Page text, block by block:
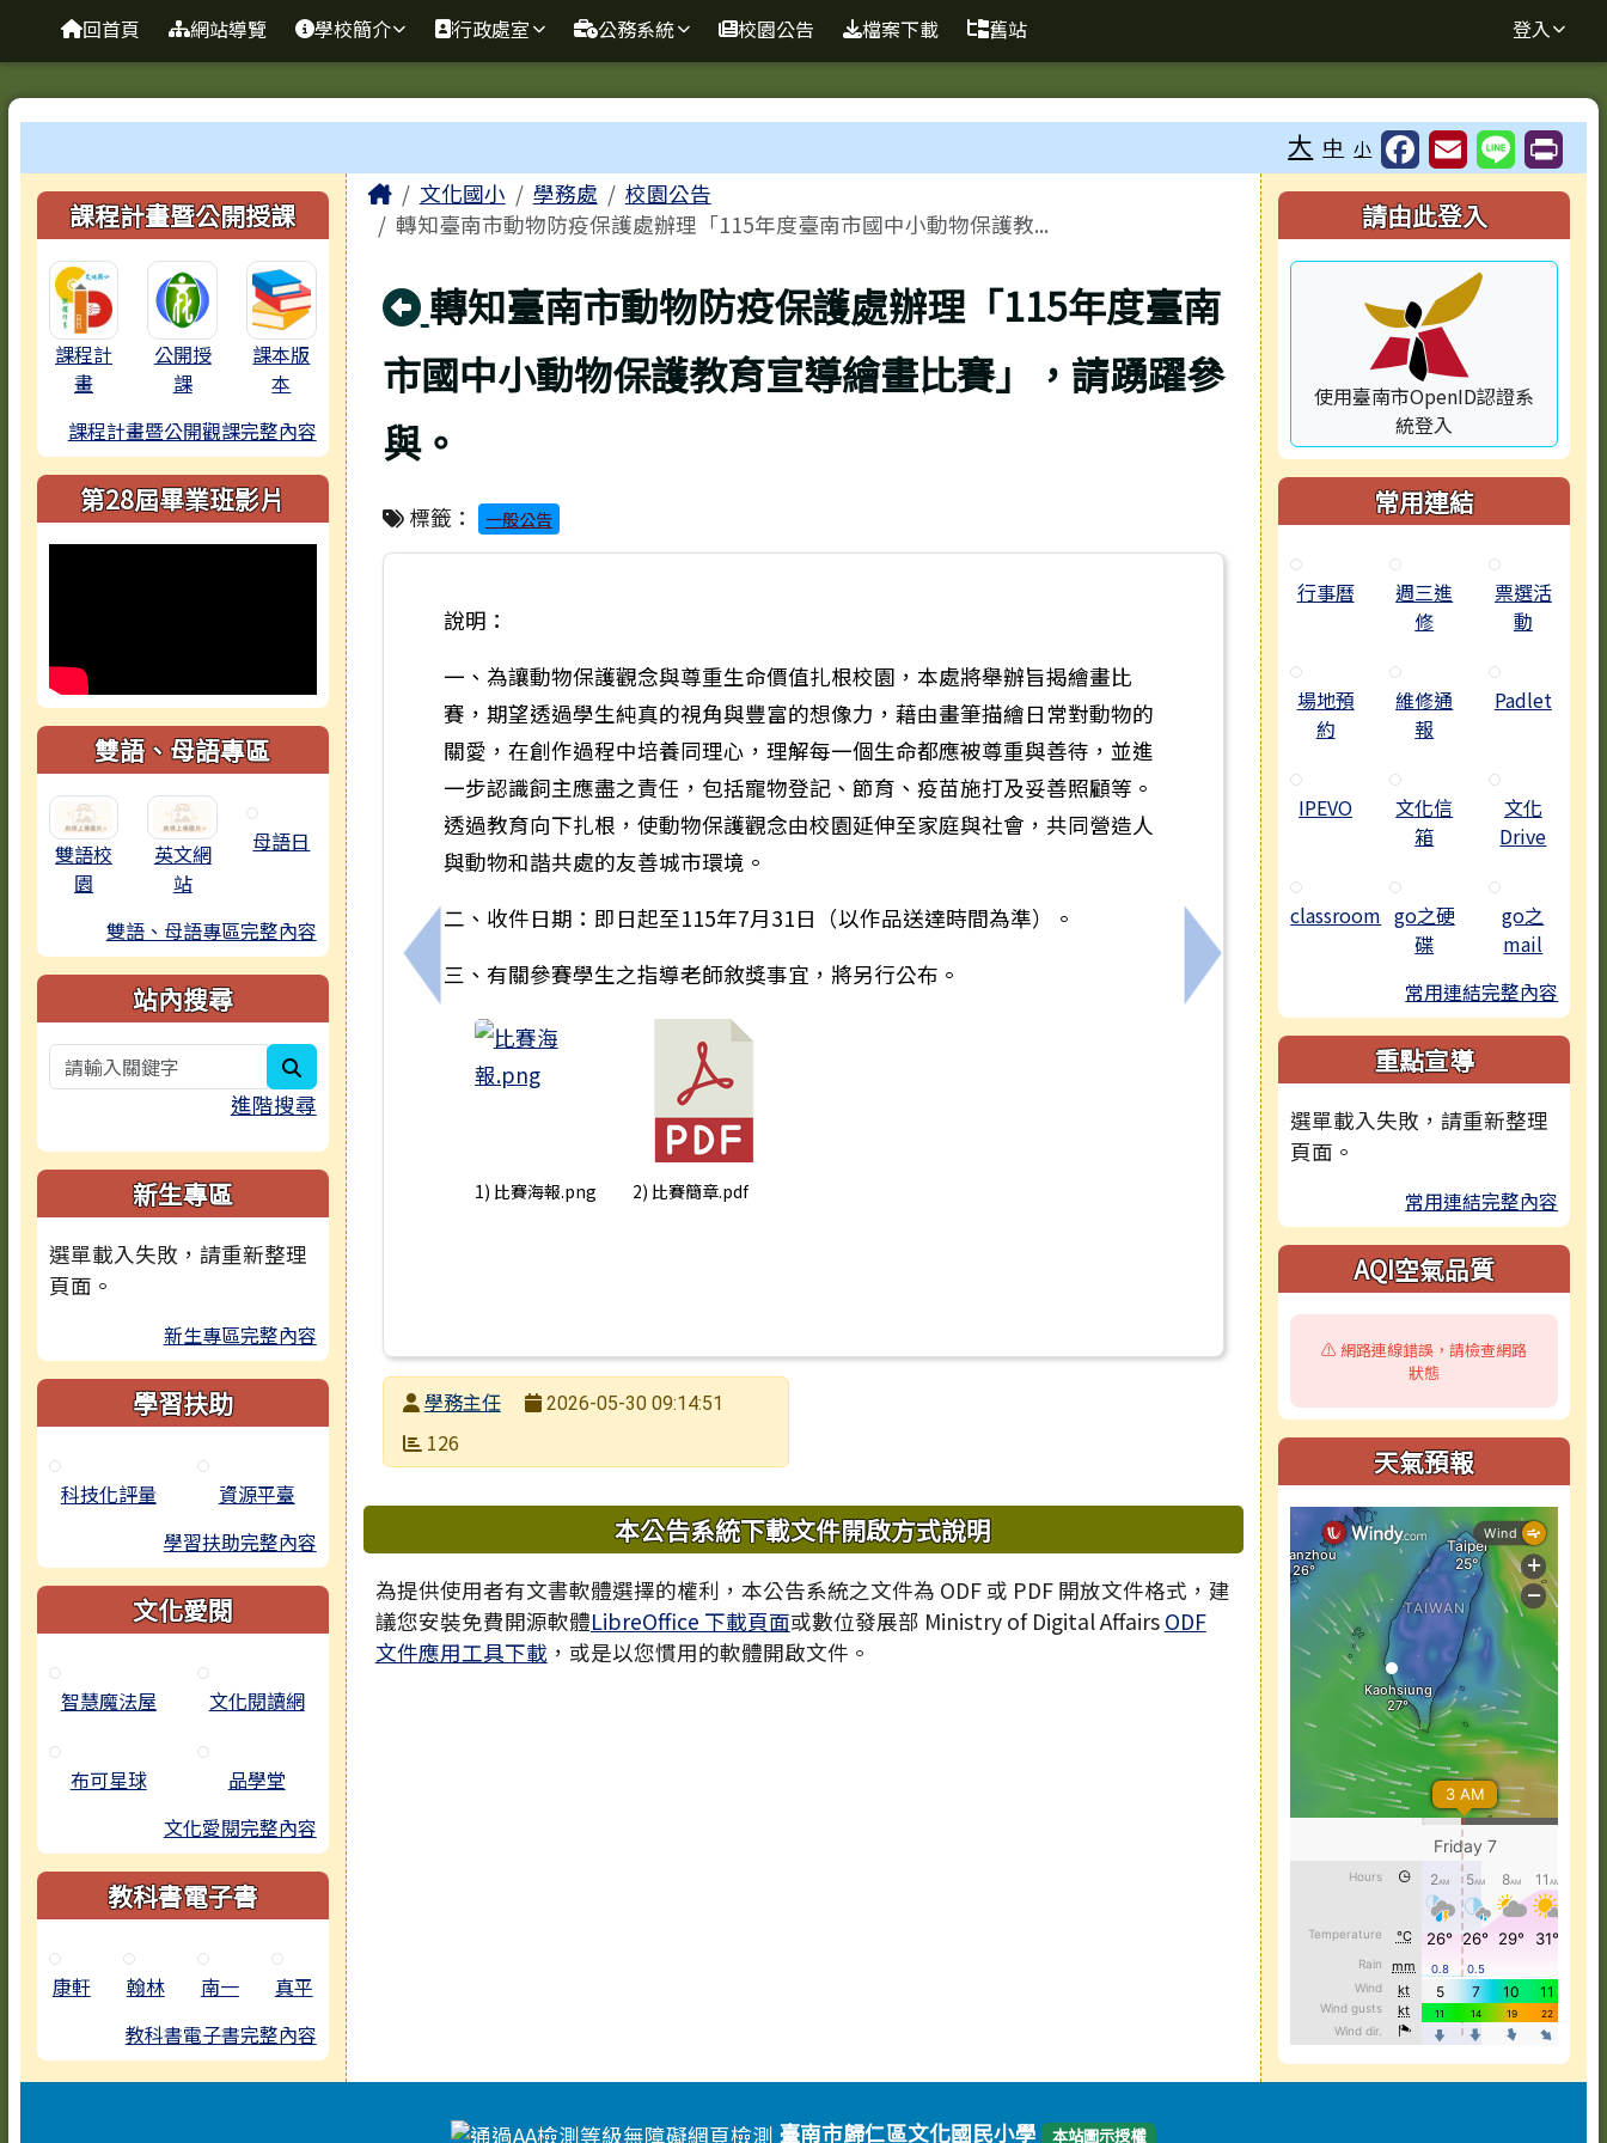
跳至主內容區
臺南市歸仁區文化國小全球資訊站
導覽列
回首頁 網站導覽 學校簡介 行政處室 公務系統 校園公告 檔案下載 舊站 登入
⏸
大 中 小
左邊區域內容
課程計畫暨公開授課
課程計
畫
公開授
課
課本版
本
課程計畫暨公開觀課完整內容
第28屆畢業班影片
雙語、母語專區
雙語校
園
英文網
站
母語日
雙語、母語專區完整內容
站內搜尋
search
進階搜尋
新生專區
選單載入失敗，請重新整理
頁面。
新生專區完整內容
學習扶助
科技化評量
資源平臺
學習扶助完整內容
文化愛閱
智慧魔法屋 文化閱讀網
布可星球
品學堂
文化愛閱完整內容
教科書電子書
康軒 翰林 南一
真平
教科書電子書完整內容
主內容區域
Home文化國小 學務處
校園公告
轉知臺南市動物防疫保護處辦理「115年度臺南市國中小動物保護教...
回上頁
轉知臺南市動物防疫保護處辦理「115年度臺南
市國中小動物保護教育宣導繪畫比賽」，請踴躍參
與。
標籤： 一般公告
上一筆：115學年度健康中心小小護理師甄選結果公告
說明：
一、為讓動物保護觀念與尊重生命價值扎根校園，本處將舉辦旨揭繪畫比
賽，期望透過學生純真的視角與豐富的想像力，藉由畫筆描繪日常對動物的
關愛，在創作過程中培養同理心，理解每一個生命都應被尊重與善待，並進
一步認識飼主應盡之責任，包括寵物登記、節育、疫苗施打及妥善照顧等。
透過教育向下扎根，使動物保護觀念由校園延伸至家庭與社會，共同營造人
與動物和諧共處的友善城市環境。
二、收件日期：即日起至115年7月31日（以作品送達時間為準）。
三、有關參賽學生之指導老師敘獎事宜，將另行公布。
1) 比賽海報.png 2) 比賽簡章.pdf
下一筆：函轉教育部國民及學前教育署辦
發布者學務主任
發布日期
2026-05-30 09:14:51
瀏覽次數
126
下中區域內容 本公告系統下載文件開啟方式說明
為提供使用者有文書軟體選擇的權利，本公告系統之文件為 ODF 或 PDF 開放文件格式，建
議您安裝免費開源軟體LibreOffice 下載頁面或數位發展部 Ministry of Digital Affairs ODF
文件應用工具下載 ，或是以您慣用的軟體開啟文件。
右邊區域內容
請由此登入
使用臺南市OpenID認證系
統登入
常用連結
行事曆
週三進
修
票選活
動
場地預
約
維修通
報
Padlet
IPEVO
文化信
箱
文化
Drive
classroom go之硬
碟
go之
mail
常用連結完整內容
重點宣導
選單載入失敗，請重新整理
頁面。
常用連結完整內容
AQI空氣品質
⚠️ 網路連線錯誤，請檢查網路
狀態
天氣預報
頁尾區域
臺南市歸仁區文化國民小學 本站圖示授權